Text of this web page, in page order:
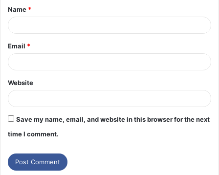
Name *
Email *
Website
Save my name, email, and website in this browser for the next
time I comment.